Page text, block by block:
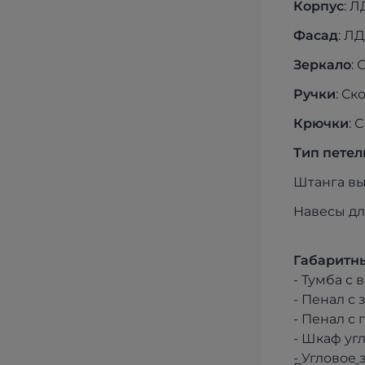
Корпус:
Фасад:
Зеркало:
Ручки:
Крючки:
Тип
Штанга
Навесы
- Тумба с
- Пенал с
- Шкаф
- Угловое